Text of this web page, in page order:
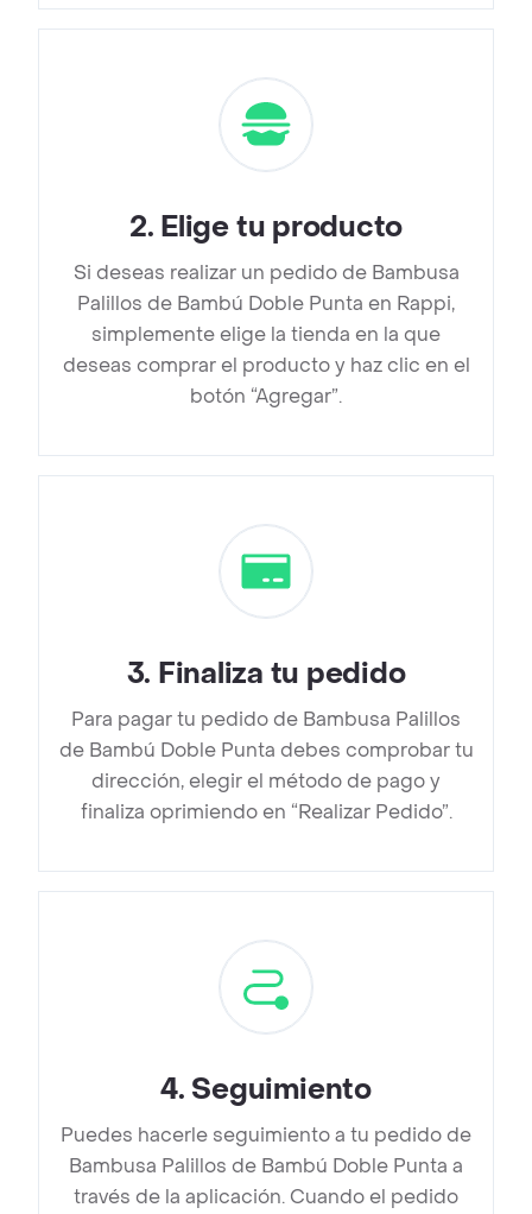
2. Elige tu producto
Si deseas realizar un pedido de Bambusa
Palillos de Bambú Doble Punta en Rappi,
simplemente elige la tienda en la que
deseas comprar el producto y haz clic en el
botón “Agregar”.
3. Finaliza tu pedido
Para pagar tu pedido de Bambusa Palillos
de Bambú Doble Punta debes comprobar tu
dirección, elegir el método de pago y
finaliza oprimiendo en “Realizar Pedido”.
4. Seguimiento
Puedes hacerle seguimiento a tu pedido de
Bambusa Palillos de Bambú Doble Punta a
través de la aplicación. Cuando el pedido